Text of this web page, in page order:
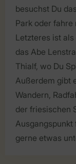
besuchst Du
Park oder
Letzteres ist
das Abe
Thialf, wo Du
Außerdem gibt
Wandern,
der friesischen
Ausgangspunkt
gerne etwas